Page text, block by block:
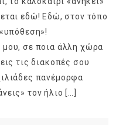
εδώ! Εδώ, στον τόπο
σε ποια άλλη χώρα
τις διακοπές σου
πανέμορφα
τον ήλιο […]